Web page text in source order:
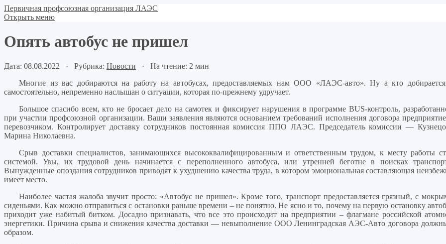
Первичная профсоюзная организация ЛАЭС
Открыть меню
Опять автобус не пришел
Дата: 08.08.2022 · Рубрика: Новости · На чтение: 2 мин
Многие из вас добираются на работу на автобусах, предоставляемых нам ООО «ЛАЭС-авто». Ну а кто добирается
самостоятельно, непременно наслышан о ситуации, которая по-прежнему удручает.
Большое спасибо всем, кто не бросает дело на самотек и фиксирует нарушения в программе BUS-контроль,
при участии профсоюзной организации. Ваши заявления являются основанием требований исполнения договора
перевозчиком. Контролирует доставку сотрудников постоянная комиссия ППО ЛАЭС. Председатель комиссии —
Марина Николаевна.
Срыв доставки специалистов, занимающихся высококвалифицированным и ответственным трудом, к месту работы
системой. Увы, их трудовой день начинается с переполненного автобуса, или утренней беготне в поисках
Вынужденные опоздания сотрудников приводят к ухудшению качества труда, в котором эмоциональная составляющая
имеет место.
Наиболее частая жалоба звучит просто: «Автобус не пришел». Кроме того, транспорт предоставляется грязный, с
сиденьями. Как можно отправиться с остановки раньше времени – не понятно. Не ясно и то, почему на первую остановку
приходит уже набитый битком. Досадно признавать, что все это происходит на предприятии – флагмане российской
энергетики. Причина срыва и снижения качества доставки — невыполнение ООО Ленинградская АЭС-Авто договора
образом.